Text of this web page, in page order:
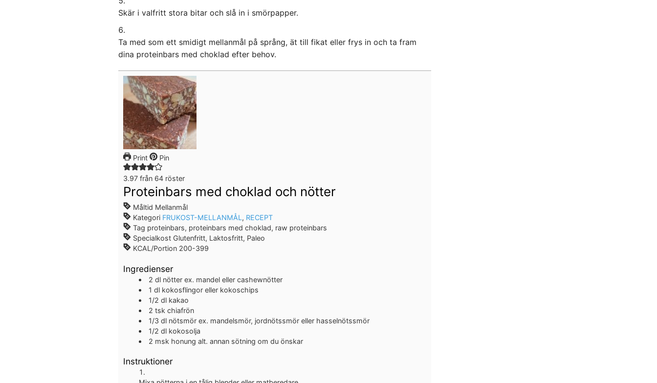
Skär i valfritt stora bitar och slå in i smörpapper.
Ta med som ett smidigt mellanmål på språng, ät till fikat eller frys in och ta fram
dina proteinbars med choklad efter behov.
Print Pin
3.97 från 64 röster
Proteinbars med choklad och nötter
Måltid Mellanmål
Kategori FRUKOST-MELLANMÅL , RECEPT
Tag proteinbars, proteinbars med choklad, raw proteinbars
Specialkost Glutenfritt, Laktosfritt, Paleo
KCAL/Portion 200-399
Ingredienser
2 dl nötter ex. mandel eller cashewnötter
1 dl kokosflingor eller kokoschips
1/2 dl kakao
2 tsk chiafrön
1/3 dl nötsmör ex. mandelsmör, jordnötssmör eller hasselnötssmör
1/2 dl kokosolja
2 msk honung alt. annan sötning om du önskar
Instruktioner